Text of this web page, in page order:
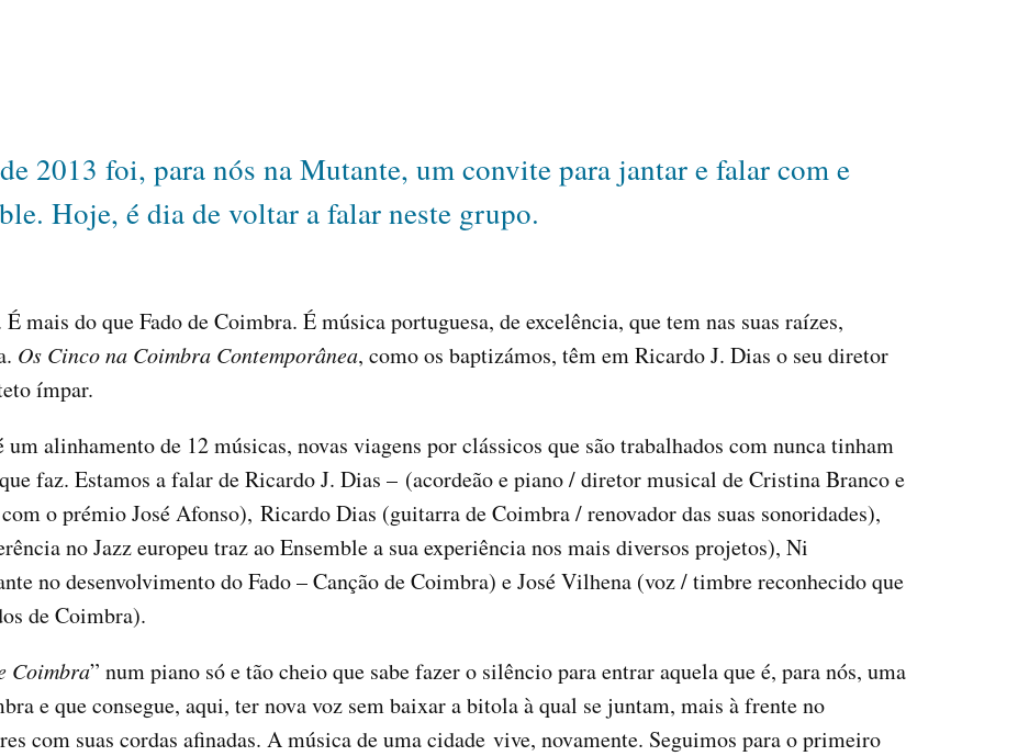
2013 foi, para nós na Mutante, um convite para jantar e falar com e
Hoje, é dia de voltar a falar neste grupo.
mais do que Fado de Coimbra. É música portuguesa, de excelência, que tem nas suas raízes,
Os Cinco na Coimbra Contemporânea, como os baptizámos, têm em Ricardo J. Dias o seu diretor
ímpar.
alinhamento de 12 músicas, novas viagens por clássicos que são trabalhados com nunca tinham
faz. Estamos a falar de Ricardo J. Dias – (acordeão e piano / diretor musical de Cristina Branco e
o prémio José Afonso), Ricardo Dias (guitarra de Coimbra / renovador das suas sonoridades),
no Jazz europeu traz ao Ensemble a sua experiência nos mais diversos projetos), Ni
no desenvolvimento do Fado – Canção de Coimbra) e José Vilhena (voz / timbre reconhecido que
de Coimbra).
Coimbra” num piano só e tão cheio que sabe fazer o silêncio para entrar aquela que é, para nós, uma
e que consegue, aqui, ter nova voz sem baixar a bitola à qual se juntam, mais à frente no
com suas cordas afinadas. A música de uma cidade vive, novamente. Seguimos para o primeiro